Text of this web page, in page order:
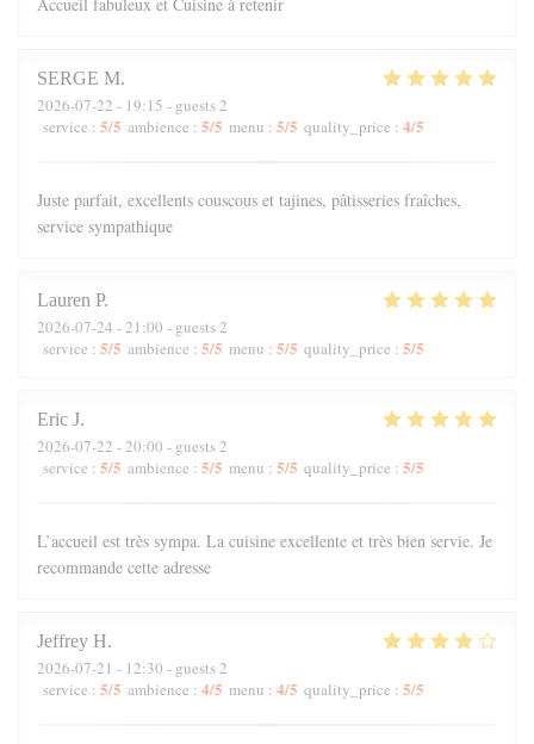
Accueil fabuleux et Cuisine à retenir
SERGE M
2026-07-22 - 19:15 - guests 2
service : 5/5 ambience : 5/5 menu : 5/5 quality_price : 4/5
Juste parfait, excellents couscous et tajines, pâtisseries fraîches,
service sympathique
Lauren P
2026-07-24 - 21:00 - guests 2
service : 5/5 ambience : 5/5 menu : 5/5 quality_price : 5/5
Eric J
2026-07-22 - 20:00 - guests 2
service : 5/5 ambience : 5/5 menu : 5/5 quality_price : 5/5
L’accueil est très sympa. La cuisine excellente et très bien servie. Je
recommande cette adresse
Jeffrey H
2026-07-21 - 12:30 - guests 2
service : 5/5 ambience : 4/5 menu : 4/5 quality_price : 5/5